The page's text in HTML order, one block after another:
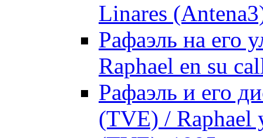
Linares
Рафаэль на его
Raphael en su
Рафаэль и его
(TVE) / Raphael